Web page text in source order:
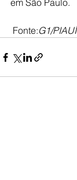
em São Paulo.
Fonte:G1/PIAUÍ